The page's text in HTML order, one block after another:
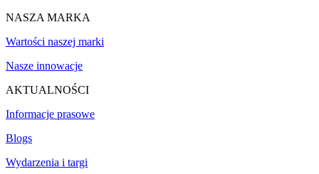
NASZA MARKA
Wartości naszej marki
Nasze innowacje
AKTUALNOŚCI
Informacje prasowe
Blogs
Wydarzenia i targi